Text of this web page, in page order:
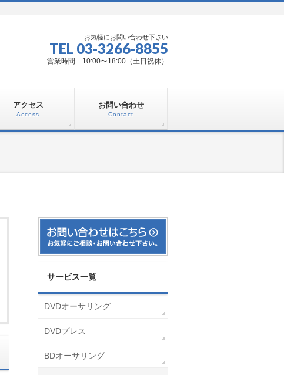
お気軽にお問い合わせ下さい
TEL 03-3266-8855
営業時間 10:00〜18:00（土日祝休）
アクセス
Access
お問い合わせ
Contact
サービス一覧
DVDオーサリング
DVDプレス
BDオーサリング